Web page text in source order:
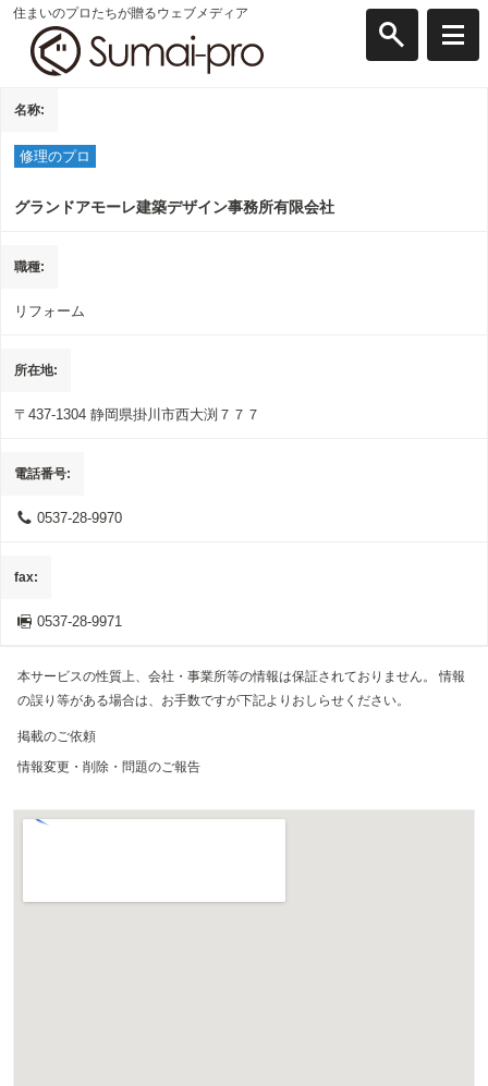
住まいのプロたちが贈るウェブメディア
名称
修理のプロ
グランドアモーレ建築デザイン事務所有限会社
職種
リフォーム
所在地
〒437-1304 静岡県掛川市西大渕７７７
電話番号
0537-28-9970
fax
0537-28-9971
本サービスの性質上、会社・事業所等の情報は保証されておりません。 情報
の誤り等がある場合は、お手数ですが下記よりおしらせください。
掲載のご依頼
情報変更・削除・問題のご報告